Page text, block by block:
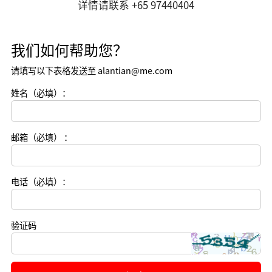
详情请联系 +65 97440404
我们如何帮助您？
请填写以下表格发送至 alantian@me.com
姓名（必填）：
邮箱（必填） ：
电话（必填）：
验证码